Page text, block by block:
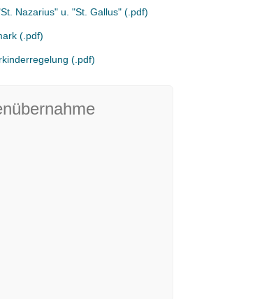
Nazarius" u. "St. Gallus" (.pdf)
(.pdf)
(.pdf)